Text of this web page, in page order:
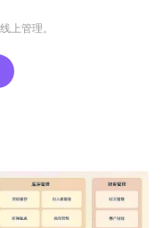
上管理。